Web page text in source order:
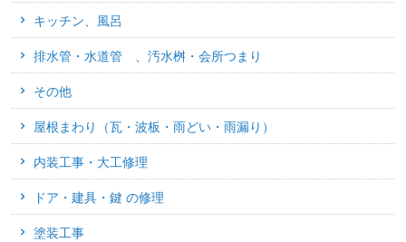
キッチン、風呂
排水管・水道管 、汚水桝・会所つまり
その他
屋根まわり（瓦・波板・雨どい・雨漏り）
内装工事・大工修理
ドア・建具・鍵 の修理
塗装工事